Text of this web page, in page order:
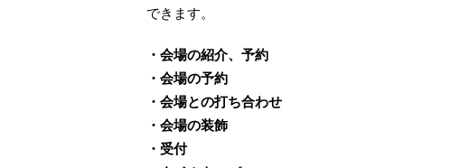
できます。
・会場の紹介、予約
・会場の予約
・会場との打ち合わせ
・会場の装飾
・受付